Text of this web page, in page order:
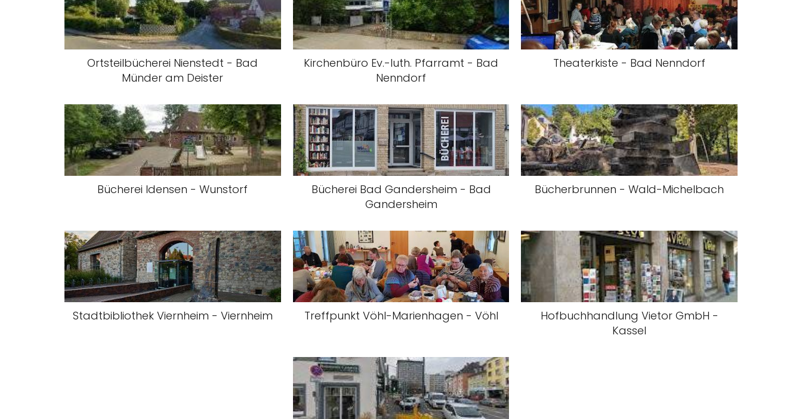
Ortsteilbücherei Nienstedt - Bad
Münder am Deister
Kirchenbüro Ev.-luth. Pfarramt - Bad
Nenndorf
Theaterkiste - Bad Nenndorf
Bücherei Idensen - Wunstorf
Bücherei Bad Gandersheim - Bad
Gandersheim
Bücherbrunnen - Wald-Michelbach
Stadtbibliothek Viernheim - Viernheim Treffpunkt Vöhl-Marienhagen - Vöhl
Hofbuchhandlung Vietor GmbH -
Kassel